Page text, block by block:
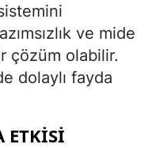
ve mide
çözüm olabilir.
dolaylı fayda
ETKISI